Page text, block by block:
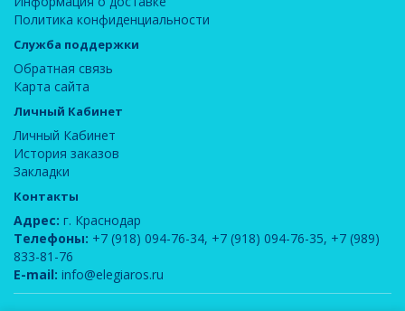
Политика конфиденциальности
Служба поддержки
Обратная связь
Карта сайта
Личный Кабинет
Личный Кабинет
История заказов
Закладки
Контакты
Адрес: г. Краснодар
Телефоны: +7 (918) 094-76-34, +7 (918) 094-76-35, +7 (989)
833-81-76
E-mail: info@elegiaros.ru